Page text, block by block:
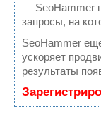
— SeoHammer
запросы, на
SeoHammer
ускоряет
результаты